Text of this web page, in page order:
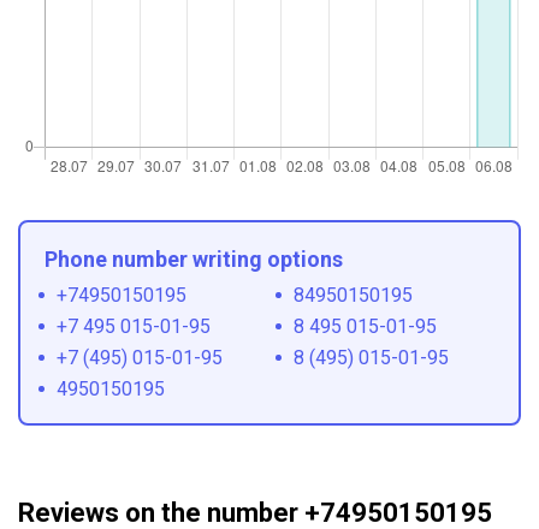
Phone number writing options
+74950150195
84950150195
+7 495 015-01-95
8 495 015-01-95
+7 (495) 015-01-95
8 (495) 015-01-95
4950150195
Reviews on the number +74950150195